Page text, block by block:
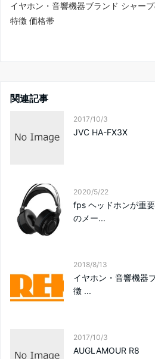
イヤホン・音響機器ブランド シャー
特徴 価格帯
関連記事
2017/10/3
JVC HA-FX3X
2020/5/22
fps ヘッドホンが重
のメー...
2018/8/13
イヤホン・音響機器
徴 ...
2017/10/3
AUGLAMOUR R8